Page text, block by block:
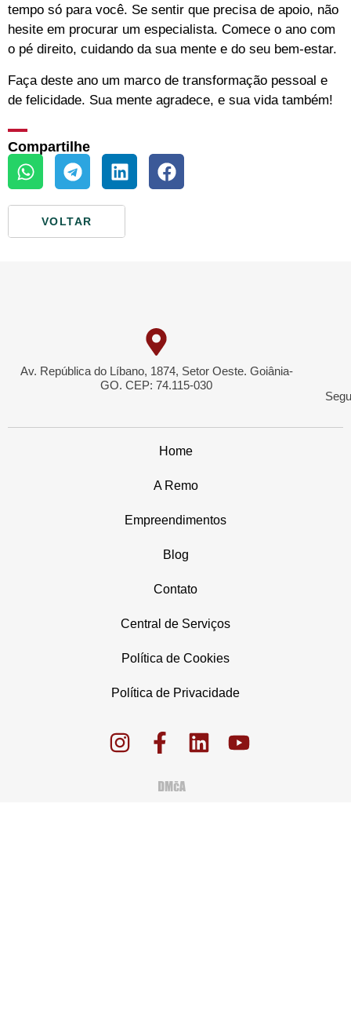
tempo só para você. Se sentir que precisa de apoio, não
hesite em procurar um especialista. Comece o ano com
o pé direito, cuidando da sua mente e do seu bem-estar.
Faça deste ano um marco de transformação pessoal e
de felicidade. Sua mente agradece, e sua vida também!
Compartilhe
VOLTAR
Av. República do Líbano, 1874, Setor Oeste. Goiânia-
GO. CEP: 74.115-030
Home
A Remo
Empreendimentos
Blog
Contato
Central de Serviços
Política de Cookies
Política de Privacidade